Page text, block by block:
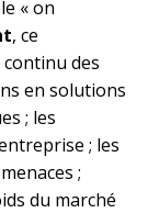
« on
, ce
des
en solutions
; les
; les
;
du marché